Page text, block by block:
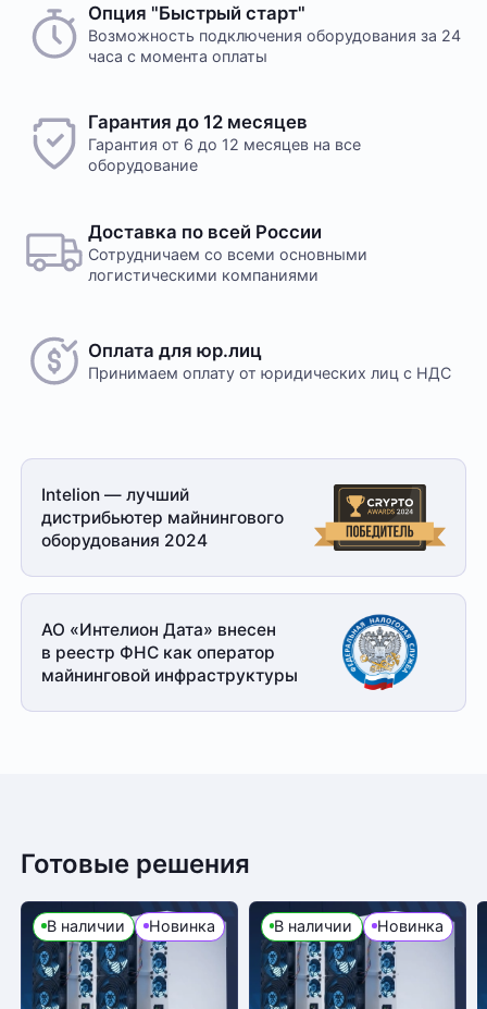
Опция "Быстрый старт"
Возможность подключения оборудования за 24
часа с момента оплаты
Гарантия до 12 месяцев
Гарантия от 6 до 12 месяцев на все
оборудование
Доставка по всей России
Сотрудничаем со всеми основными
логистическими компаниями
Оплата для юр.лиц
Принимаем оплату от юридических лиц с НДС
Intelion — лучший
дистрибьютер майнингового
оборудования 2024
АО «Интелион Дата» внесен
в реестр ФНС как оператор
майнинговой инфраструктуры
Готовые решения
В наличии Новинка В наличии Новинка